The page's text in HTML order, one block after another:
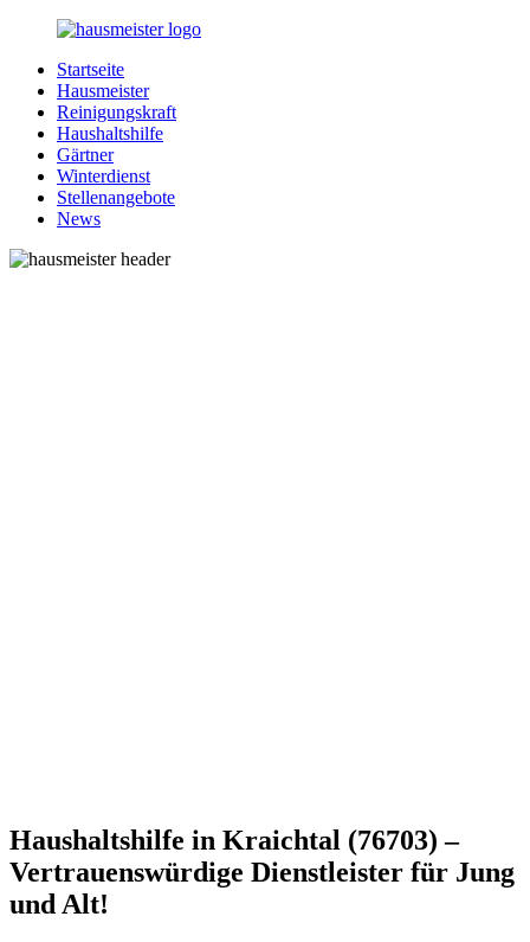
Zurück
Inhalt
Hausmeister.de
Alles
rund
Ihren
Haushalt
Startseite
Hausmeister
Reinigungskraft
Haushaltshilfe
Gärtner
Winterdienst
Stellenangebote
News
Haushaltshilfe in Kraichtal (76703) –
Vertrauenswürdige Dienstleister für Jung
und Alt!